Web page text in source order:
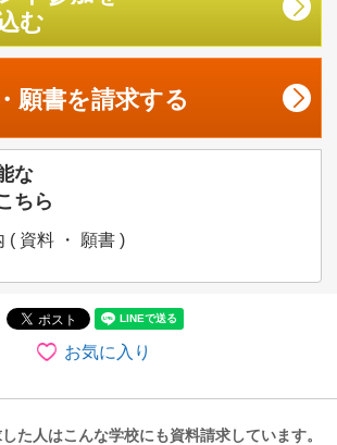
む
願書を請求する
な
ちら
( 資料 ・ 願書 )
お気に入り
た人はこんな学校にも資料請求しています。